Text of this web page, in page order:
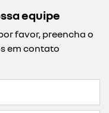
equipe
favor, preencha o
em contato